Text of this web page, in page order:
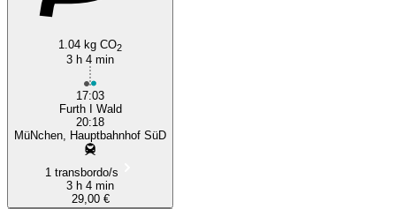
1.04 kg CO2
3 h 4 min
17:03
Furth I Wald
20:18
MüNchen, Hauptbahnhof SüD
1 transbordo/s
3 h 4 min
29,00 €